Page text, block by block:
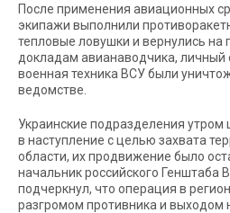
После применения авиационных
экипажи выполнили
тепловые ловушки и вернулись на
докладам авианаводчика, личный
военная техника ВСУ были
ведомстве.
Украинские подразделения утром
в наступление с целью захвата
области, их продвижение было
начальник российского Генштаба
подчеркнул, что операция в
разгромом противника и выходом